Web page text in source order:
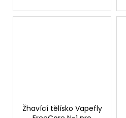
Žhavící tělísko Vapefly